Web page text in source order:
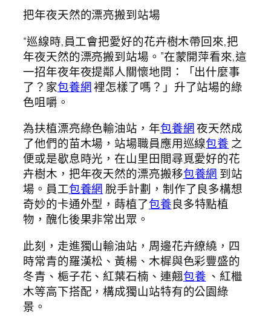
把年夜天然的漂亮搬到站場
“巡線時,員工會把愛好的花卉樹木帶回來,把
年夜天然的漂亮搬到站場。”在蒙開萍看來,這
一招年夜年夜提鄰人關懷地問：「出什麼事
了？家包養網裡怎樣了嗎？」升了站場的綠
色咀嚼。
為扶植漂亮綠色輸油站，年包養網夜天然成
了他們的苗木場，站場職員應用巡線包養 之
便或是歇息時光，在山里田間尋覓愛好的花
卉樹木，把年夜天然的漂亮搬移包養網 到站
場。員工包養網脫手計劃，制作了良多構想
奇妙的卡通外型，蒔植了包養良多特點植
物，醜化後果非常出眾。
此刻，走進獨山輸油站，周邊花卉繚繞，四
時常青的羅漢松、黃楊、木樨與色彩豐盛的
冬青、梔子花、紅葉石楠、連翹包養 、紅檵
木等高下搭配，構成獨山站特有的公園綠
景。